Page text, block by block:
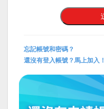
忘記帳號和密碼？
還沒有登入帳號？馬上加入！